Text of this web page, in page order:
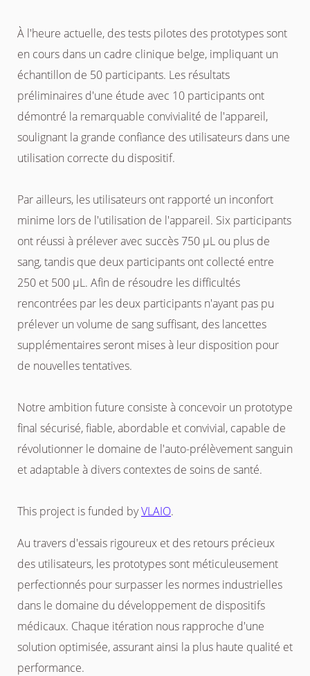
À l'heure actuelle, des tests pilotes des prototypes sont
en cours dans un cadre clinique belge, impliquant un
échantillon de 50 participants. Les résultats
préliminaires d'une étude avec 10 participants ont
démontré la remarquable convivialité de l'appareil,
soulignant la grande confiance des utilisateurs dans une
utilisation correcte du dispositif.
Par ailleurs, les utilisateurs ont rapporté un inconfort
minime lors de l'utilisation de l'appareil. Six participants
ont réussi à prélever avec succès 750 µL ou plus de
sang, tandis que deux participants ont collecté entre
250 et 500 µL. Afin de résoudre les difficultés
rencontrées par les deux participants n'ayant pas pu
prélever un volume de sang suffisant, des lancettes
supplémentaires seront mises à leur disposition pour
de nouvelles tentatives.
Notre ambition future consiste à concevoir un prototype
final sécurisé, fiable, abordable et convivial, capable de
révolutionner le domaine de l'auto-prélèvement sanguin
et adaptable à divers contextes de soins de santé.
This project is funded byVLAIO.
Au travers d'essais rigoureux et des retours précieux
des utilisateurs, les prototypes sont méticuleusement
perfectionnés pour surpasser les normes industrielles
dans le domaine du développement de dispositifs
médicaux. Chaque itération nous rapproche d'une
solution optimisée, assurant ainsi la plus haute qualité et
performance.